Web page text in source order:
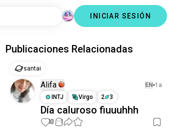
INICIAR SESIÓN
Publicaciones Relacionadas
santai
Alifa EN 1a
INTJ
Virgo 2 3
Día caluroso fiuuuhhh
10 1